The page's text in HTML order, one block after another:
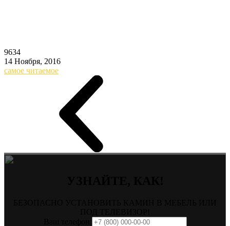
9634
14 Ноября, 2016
самое читаемое